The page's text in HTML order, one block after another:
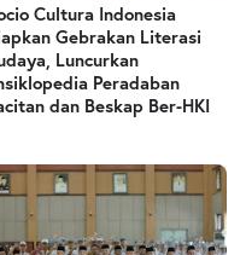
Cultura Indonesia
Gebrakan Literasi
Luncurkan
Peradaban
dan Beskap Ber-HKI